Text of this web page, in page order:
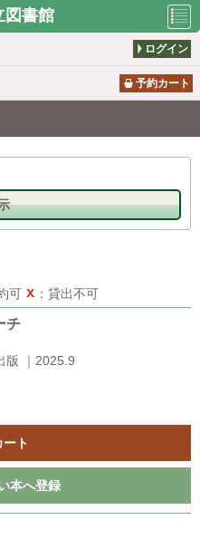
図書館
ンダー
雑誌タイト
ド
ログイン
予約カート
可 ：貸出不可
チ
版 ｜2025.9
ト
本へ登録